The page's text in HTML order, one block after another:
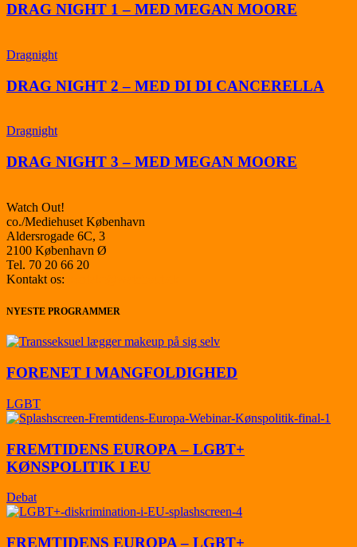
DRAG NIGHT 1 – MED MEGAN MOORE
Dragnight
DRAG NIGHT 2 – MED DI DI CANCERELLA
Dragnight
DRAG NIGHT 3 – MED MEGAN MOORE
Watch Out!
co./Mediehuset København
Aldersrogade 6C, 3
2100 København Ø
Tel. 70 20 66 20
Kontakt os:
NYESTE PROGRAMMER
FORENET I MANGFOLDIGHED
LGBT
FREMTIDENS EUROPA – LGBT+
KØNSPOLITIK I EU
Debat
FREMTIDENS EUROPA – LGBT+